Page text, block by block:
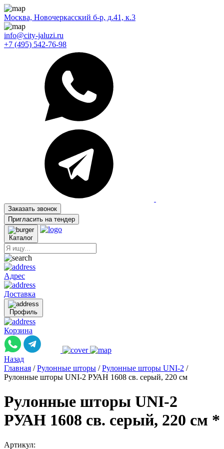
Москва, Новочеркасский б-р, д.41, к.3
info@city-jaluzi.ru
+7 (495) 542-76-98
Заказать звонок
Пригласить на тендер
Каталог
Адрес
Доставка
Профиль
Корзина
Назад
Главная / Рулонные шторы / Рулонные шторы UNI-2 /
Рулонные шторы UNI-2 РУАН 1608 св. серый, 220 см
Рулонные шторы UNI-2
РУАН 1608 св. серый, 220 см *
Артикул: